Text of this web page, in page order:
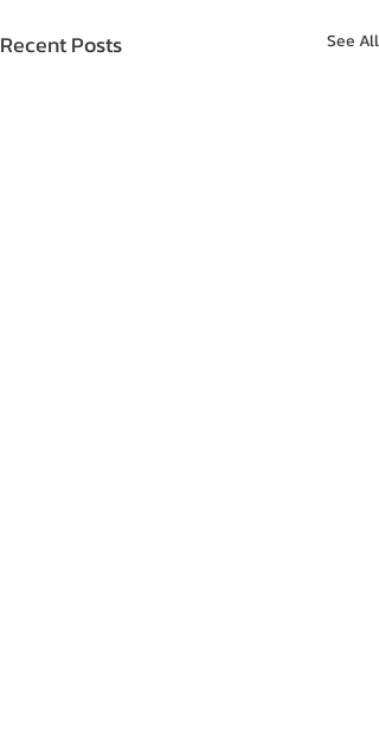
Recent Posts See All